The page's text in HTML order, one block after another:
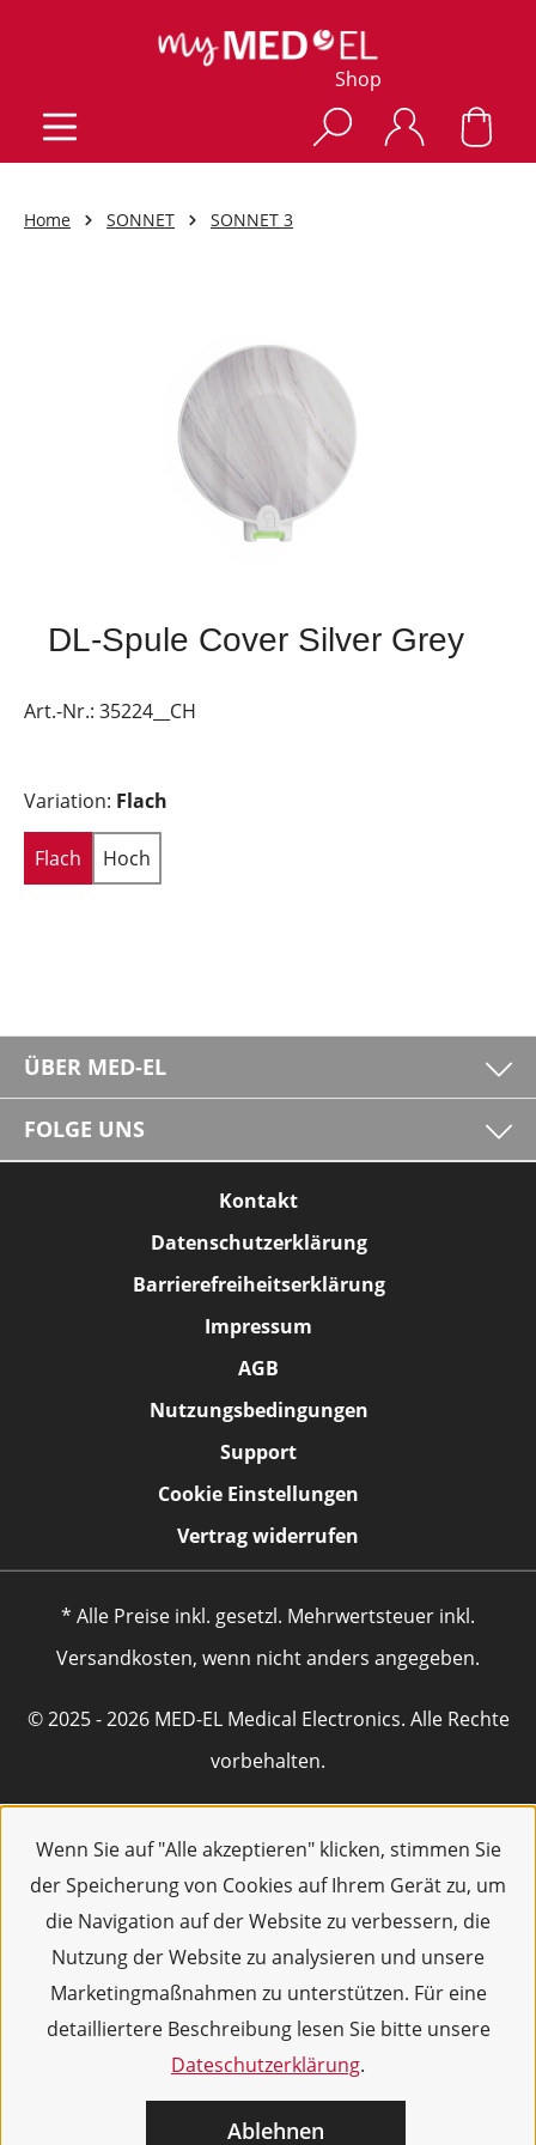
Wenn Sie auf "Alle akzeptieren" klicken, stimmen Sie
der Speicherung von Cookies auf Ihrem Gerät zu, um
die Navigation auf der Website zu verbessern, die
Nutzung der Website zu analysieren und unsere
Marketingmaßnahmen zu unterstützen. Für eine
detailliertere Beschreibung lesen Sie bitte unsere
Dateschutzerklärung.
Ablehnen
Shop
Home SONNET SONNET 3
DL-Spule Cover Silver Grey
Art.-Nr.: 35224__CH
Variation: Flach
Flach Hoch
ÜBER MED-EL
FOLGE UNS
Kontakt
Datenschutzerklärung
Barrierefreiheitserklärung
Impressum
AGB
Nutzungsbedingungen
Support
Cookie Einstellungen
Vertrag widerrufen
* Alle Preise inkl. gesetzl. Mehrwertsteuer inkl.
Versandkosten, wenn nicht anders angegeben.
© 2025 - 2026 MED-EL Medical Electronics. Alle Rechte
vorbehalten.